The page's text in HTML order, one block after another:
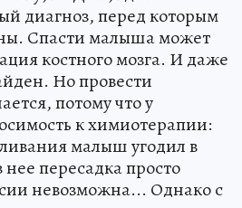
диагноз, перед которым
Спасти малыша может
костного мозга. И даже
Но провести
потому что у
к химиотерапии:
малыш угодил в
пересадка просто
невозможна... Однако с